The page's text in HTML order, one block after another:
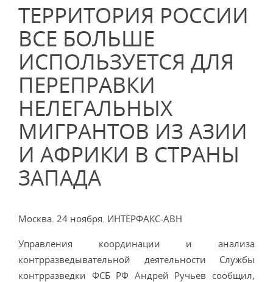
ТЕРРИТОРИЯ РОССИИ
ВСЕ БОЛЬШЕ
ИСПОЛЬЗУЕТСЯ ДЛЯ
ПЕРЕПРАВКИ
НЕЛЕГАЛЬНЫХ
МИГРАНТОВ ИЗ АЗИИ
И АФРИКИ В СТРАНЫ
ЗАПАДА
Москва. 24 ноября. ИНТЕРФАКС-АВН
Управления координации и анализа
контрразведывательной деятельности Службы
контрразведки ФСБ РФ Андрей Ручьев сообщил,